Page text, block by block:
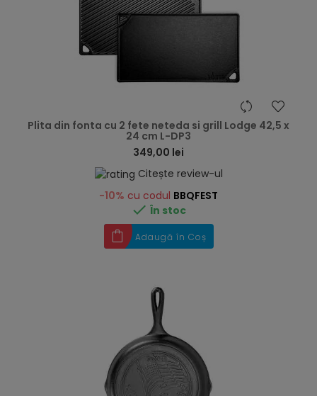
Plita din fonta cu 2 fete neteda si grill Lodge 42,5 x
24 cm L-DP3
349,00 lei
Citește review-ul
-10% cu codul BBQFEST
 În stoc
Adaugă în Coș